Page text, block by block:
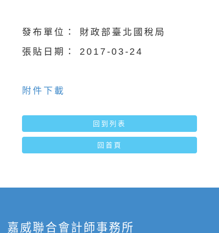
發布單位：
財政部臺北國稅局
張貼日期：
2017-03-24
附件下載
回到列表
回首頁
嘉威聯合會計師事務所